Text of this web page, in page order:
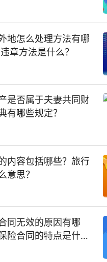
地怎么处理方法有哪
章方法是什么？
是否属于夫妻共同财
有哪些规定？
内容包括哪些？旅行
意思？
同无效的原因有哪
险合同的特点是什